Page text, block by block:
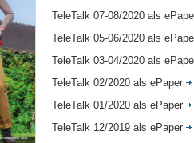
TeleTalk 07-08/2020 als
TeleTalk 05-06/2020 als
TeleTalk 03-04/2020 als
TeleTalk 02/2020 als ePaper
TeleTalk 01/2020 als ePaper
TeleTalk 12/2019 als ePaper